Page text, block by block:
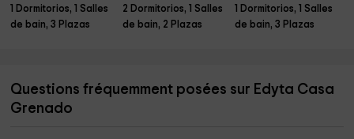
1 Dormitorios, 1 Salles
de bain, 3 Plazas
2 Dormitorios, 1 Salles
de bain, 2 Plazas
1 Dormitorios, 1 Salles
de bain, 3 Plazas
Questions fréquemment posées sur Edyta Casa
Grenado